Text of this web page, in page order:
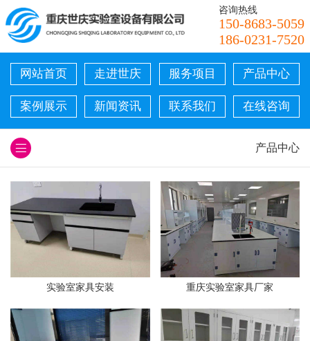
咨询热线
150-8683-5059
186-0231-7520
网站首页 走进世庆 服务项目 产品中心
案例展示 新闻资讯 联系我们 在线咨询
产品中心
实验室家具安装 重庆实验室家具厂家